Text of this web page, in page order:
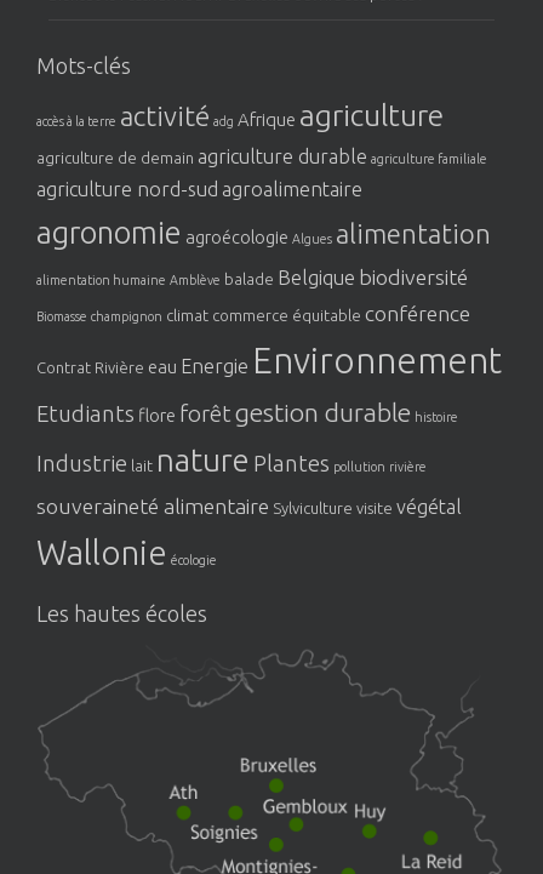
Mots-clés
accès à la terre activité adg Afrique agriculture
agriculture de demain agriculture durable agriculture familiale
agriculture nord-sud agroalimentaire
agronomie agroécologie Algues alimentation
alimentation humaine Amblève balade Belgique biodiversité
Biomasse champignon climat commerce équitable conférence
Contrat Rivière eau Energie Environnement
Etudiants flore forêtgestion durable histoire
Industrie lait nature Plantes pollution rivière
souveraineté alimentaire Sylviculture visite végétal
Wallonie écologie
Les hautes écoles